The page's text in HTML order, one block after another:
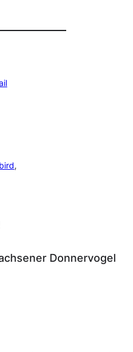
Donnervogel